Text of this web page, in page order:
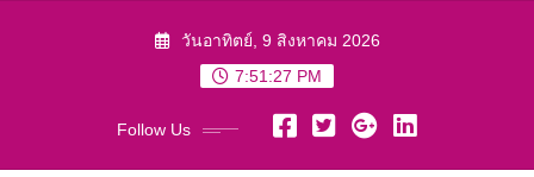
วันอาทิตย์, 9 สิงหาคม 2026
7:51:29 PM
Follow Us